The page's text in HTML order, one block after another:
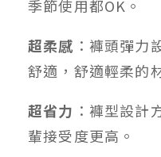
季節使用都OK。
超柔感 ：褲頭彈力
舒適，舒適輕柔的
超省力 ：褲型設計
輩接受度更高。